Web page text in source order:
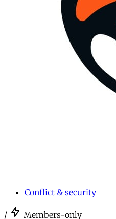
Conflict & security
/ Members-only